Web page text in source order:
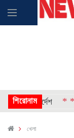
শিরোনাম
নির্দেশ * * * *
খেলা